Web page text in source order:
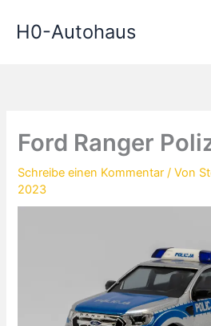
InhaltH0-Autohaus
Ford Ranger
Schreibe einen Kommentar / Von
2023